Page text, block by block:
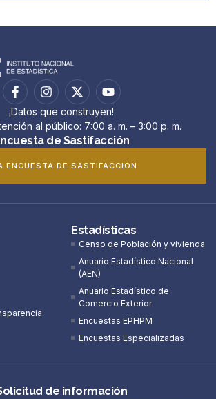
¡Datos que construyen!
al público: 7:00 a. m. – 3:00 p. m.
de Sastifacción
ENCUESTA DE SASTIFACCIÓN
Estadísticas
Censo de Población y vivienda
Anuario Estadístico Nacional
(AEN)​
Anuario Estadístico de
Comercio Exterior
Encuestas EPHPM
Encuestas Especializadas
de información